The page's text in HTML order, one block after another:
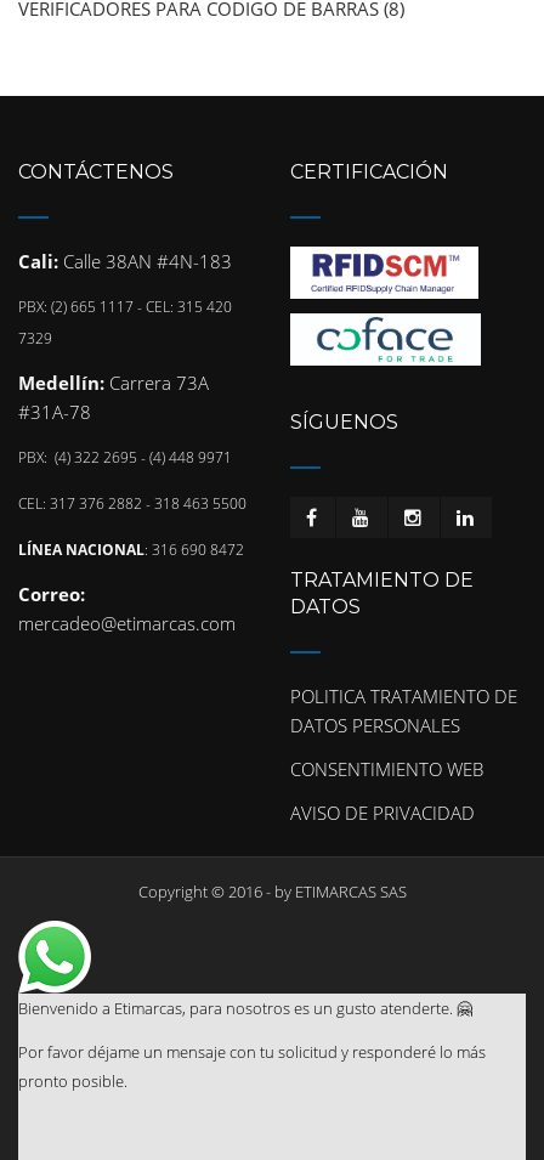
VERIFICADORES PARA CODIGO DE BARRAS (8)
CONTÁCTENOS
Cali: Calle 38AN #4N-183
PBX: (2) 665 1117 - CEL: 315 420
7329
Medellín: Carrera 73A
#31A-78
PBX: (4) 322 2695 - (4) 448 9971
CEL: 317 376 2882 - 318 463 5500
LÍNEA NACIONAL: 316 690 8472
Correo:
mercadeo@etimarcas.com
CERTIFICACIÓN
SÍGUENOS
TRATAMIENTO DE
DATOS
POLITICA TRATAMIENTO DE
DATOS PERSONALES
CONSENTIMIENTO WEB
AVISO DE PRIVACIDAD
Copyright © 2016 - by ETIMARCAS SAS
Bienvenido a Etimarcas, para nosotros es un gusto atenderte. 🤗
Por favor déjame un mensaje con tu solicitud y responderé lo más
pronto posible.